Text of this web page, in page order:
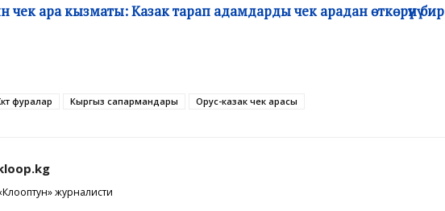
ара кызматы: Казак тарап адамдарды чек арадан өткөрүүнү бир
фуралар Кыргыз сапармандары Орус-казак чек арасы
журналисти